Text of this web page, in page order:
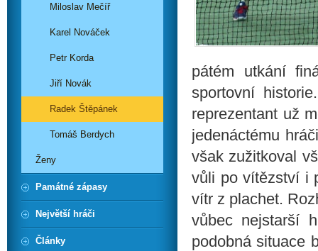
pátém utkání
sportovní
reprezentant už
jedenáctému
však zužitkoval
vůli po vítězství i
vítr z plachet.
vůbec nejstarší
podobná situace
Miloslav Mečíř
Karel Nováček
Petr Korda
Jiří Novák
Radek Štěpánek
Tomáš Berdych
Ženy
Památné zápasy
Největší hráči
Články